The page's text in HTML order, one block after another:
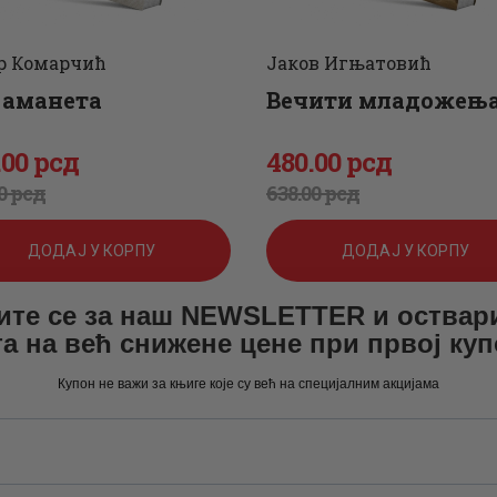
Комарчић
рсд
00рсд
ДОДАЈ У КОРПУ
Јаков Игњатовић
Вечити
638.00рсд
Оригинална
цена
је
била:
638.
480.00рсд
Тренутна
цена
је:
480.
0
ДОДАЈ У КОРПУ
се за наш NEWSLETTER и
на већ снижене цене при првој
Купон не важи за књиге које су већ на специјалним акцијама